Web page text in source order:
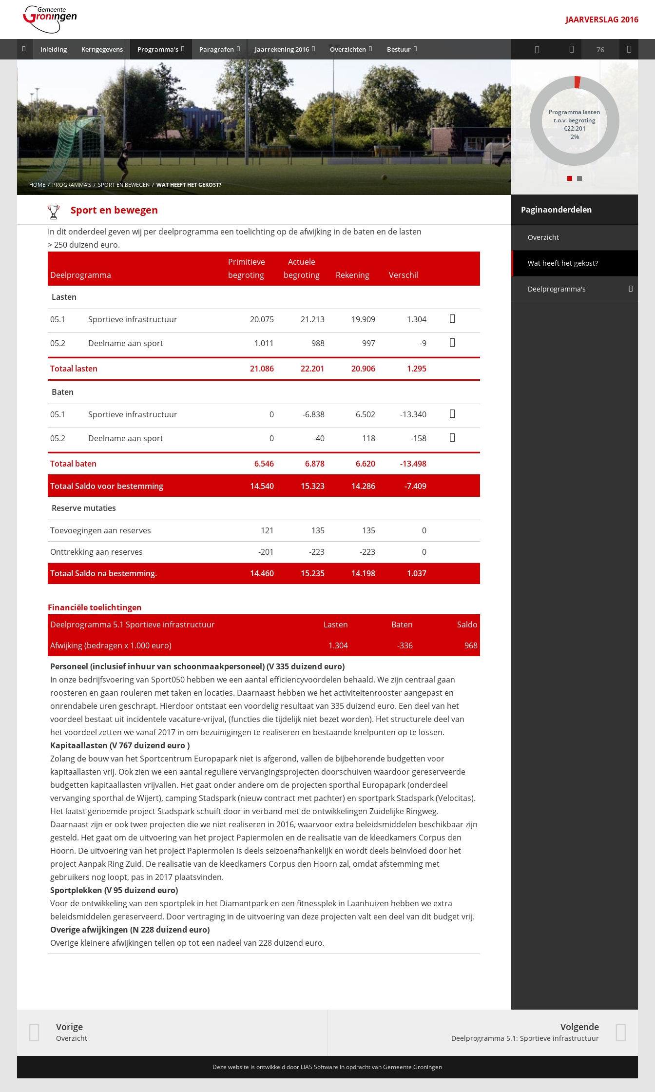
JAARVERSLAG 2016
Inleiding Kerngegevens Programma's Paragrafen Jaarrekening 2016 Overzichten Bestuur
HOME PROGRAMMA'S SPORT EN BEWEGEN WAT HEEFT HET GEKOST?
Programma lasten
t.o.v. begroting
€22.201
2%
Paginaonderdelen
Overzicht
Wat heeft het gekost?
Deelprogramma's
Sport en bewegen
In dit onderdeel geven wij per deelprogramma een toelichting op de afwijking in de baten en de lasten
> 250 duizend euro.
Deelprogramma
Primitieve
begroting
Actuele
begroting
Rekening Verschil
Lasten
05.1 Sportieve infrastructuur 20.075 21.213 19.909 1.304
05.2 Deelname aan sport 1.011 988 997 -9
Totaal lasten 21.086 22.201 20.906 1.295
Baten
05.1 Sportieve infrastructuur 0 -6.838 6.502 -13.340
05.2 Deelname aan sport 0 -40 118 -158
Totaal baten 6.546 6.878 6.620 -13.498
Totaal Saldo voor bestemming 14.540 15.323 14.286 -7.409
Reserve mutaties
Toevoegingen aan reserves 121 135 135
0
Onttrekking aan reserves
-201 -223 -223
0
Totaal Saldo na bestemming.
14.460 15.235 14.198 1.037
Financiële toelichtingen
Deelprogramma 5.1 Sportieve infrastructuur
Lasten Baten
Saldo
Afwijking (bedragen x 1.000 euro)
1.304 -336
968
Personeel (inclusief inhuur van schoonmaakpersoneel) (V 335 duizend euro)
In onze bedrijfsvoering van Sport050 hebben we een aantal efficiencyvoordelen behaald. We zijn centraal gaan
roosteren en gaan rouleren met taken en locaties. Daarnaast hebben we het activiteitenrooster aangepast en
onrendabele uren geschrapt. Hierdoor ontstaat een voordelig resultaat van 335 duizend euro. Een deel van het
voordeel bestaat uit incidentele vacature-vrijval, (functies die tijdelijk niet bezet worden). Het structurele deel van
het voordeel zetten we vanaf 2017 in om bezuinigingen te realiseren en bestaande knelpunten op te lossen.
Kapitaallasten (V 767 duizend euro )
Zolang de bouw van het Sportcentrum Europapark niet is afgerond, vallen de bijbehorende budgetten voor
kapitaallasten vrij. Ook zien we een aantal reguliere vervangingsprojecten doorschuiven waardoor gereserveerde
budgetten kapitaallasten vrijvallen. Het gaat onder andere om de projecten sporthal Europapark (onderdeel
vervanging sporthal de Wijert), camping Stadspark (nieuw contract met pachter) en sportpark Stadspark (Velocitas).
Het laatst genoemde project Stadspark schuift door in verband met de ontwikkelingen Zuidelijke Ringweg.
Daarnaast zijn er ook twee projecten die we niet realiseren in 2016, waarvoor extra beleidsmiddelen beschikbaar zijn
gesteld. Het gaat om de uitvoering van het project Papiermolen en de realisatie van de kleedkamers Corpus den
Hoorn. De uitvoering van het project Papiermolen is deels seizoenafhankelijk en wordt deels beïnvloed door het
project Aanpak Ring Zuid. De realisatie van de kleedkamers Corpus den Hoorn zal, omdat afstemming met
gebruikers nog loopt, pas in 2017 plaatsvinden.
Sportplekken (V 95 duizend euro)
Voor de ontwikkeling van een sportplek in het Diamantpark en een fitnessplek in Laanhuizen hebben we extra
beleidsmiddelen gereserveerd. Door vertraging in de uitvoering van deze projecten valt een deel van dit budget vrij.
Overige afwijkingen (N 228 duizend euro)
Overige kleinere afwijkingen tellen op tot een nadeel van 228 duizend euro.
Vorige
Overzicht
Volgende
Deelprogramma 5.1: Sportieve infrastructuur
Deze website is ontwikkeld door LIAS Software in opdracht van Gemeente Groningen